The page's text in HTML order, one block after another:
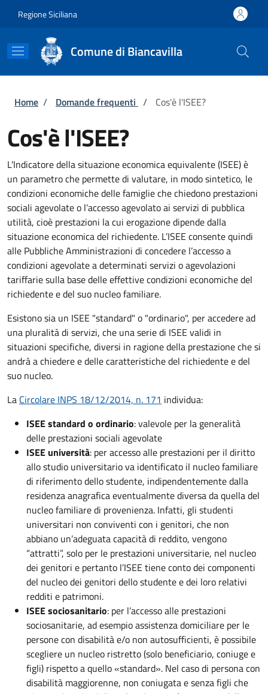
Regione Siciliana
Comune di Biancavilla
Briciole di pane
Home / Domande frequenti / Cos'è l'ISEE?
Cos'è l'ISEE?
L'Indicatore della situazione economica equivalente (ISEE) è
un parametro che permette di valutare, in modo sintetico, le
condizioni economiche delle famiglie che chiedono prestazioni
sociali agevolate o l’accesso agevolato ai servizi di pubblica
utilità, cioè prestazioni la cui erogazione dipende dalla
situazione economica del richiedente. L’ISEE consente quindi
alle Pubbliche Amministrazioni di concedere l’accesso a
condizioni agevolate a determinati servizi o agevolazioni
tariffarie sulla base delle effettive condizioni economiche del
richiedente e del suo nucleo familiare.
Esistono sia un ISEE "standard" o "ordinario", per accedere ad
una pluralità di servizi, che una serie di ISEE validi in
situazioni specifiche, diversi in ragione della prestazione che si
andrà a chiedere e delle caratteristiche del richiedente e del
suo nucleo.
La Circolare INPS 18/12/2014, n. 171 individua:
ISEE standard o ordinario: valevole per la generalità
delle prestazioni sociali agevolate
ISEE università: per accesso alle prestazioni per il diritto
allo studio universitario va identificato il nucleo familiare
di riferimento dello studente, indipendentemente dalla
residenza anagrafica eventualmente diversa da quella del
nucleo familiare di provenienza. Infatti, gli studenti
universitari non conviventi con i genitori, che non
abbiano un’adeguata capacità di reddito, vengono
“attratti”, solo per le prestazioni universitarie, nel nucleo
dei genitori e pertanto l’ISEE tiene conto dei componenti
del nucleo dei genitori dello studente e dei loro relativi
redditi e patrimoni.
ISEE sociosanitario: per l’accesso alle prestazioni
sociosanitarie, ad esempio assistenza domiciliare per le
persone con disabilità e/o non autosufficienti, è possibile
scegliere un nucleo ristretto (solo beneficiario, coniuge e
figli) rispetto a quello «standard». Nel caso di persona con
disabilità maggiorenne, non coniugata e senza figli che